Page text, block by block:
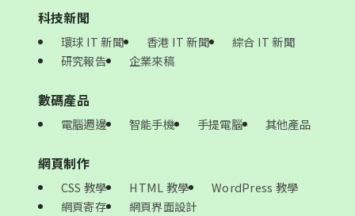
科技新聞
環球 IT 新聞 香港 IT 新聞
綜合 IT 新聞
研究報告
企業來稿
數碼產品
電腦週邊 智能手機 手提電腦 其他產品
網頁制作
CSS 教學 HTML 教學
WordPress 教學
網頁寄存
網頁界面設計